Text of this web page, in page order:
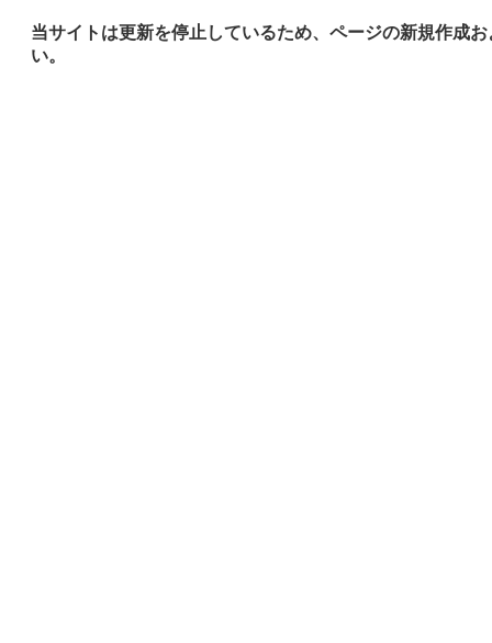
当サイトは更新を停止しているため、ページの新規作成
い。